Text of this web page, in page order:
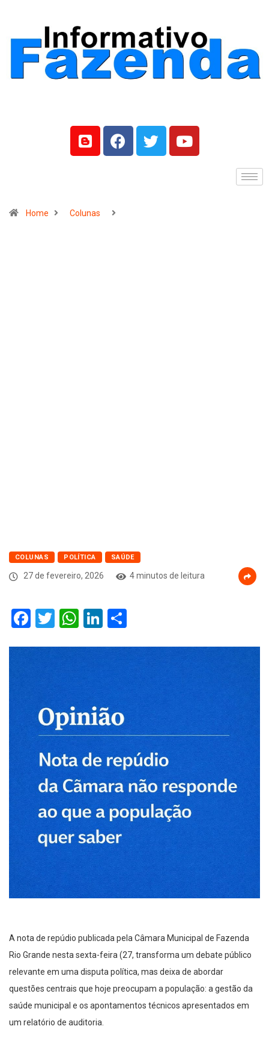
Home Colunas
COLUNAS POLÍTICA SAÚDE
27 de fevereiro, 2026 4 minutos de leitura
Facebook
Twitter
WhatsApp
LinkedIn
A nota de repúdio publicada pela Câmara Municipal de Fazenda
Rio Grande nesta sexta-feira (27, transforma um debate público
relevante em uma disputa política, mas deixa de abordar
questões centrais que hoje preocupam a população: a gestão da
saúde municipal e os apontamentos técnicos apresentados em
um relatório de auditoria.